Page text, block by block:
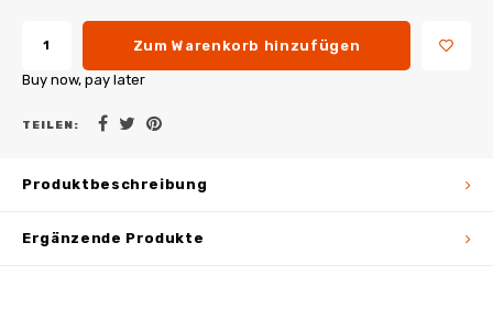
Zum Warenkorb hinzufügen
Buy now, pay later
TEILEN:
Produktbeschreibung
Ergänzende Produkte